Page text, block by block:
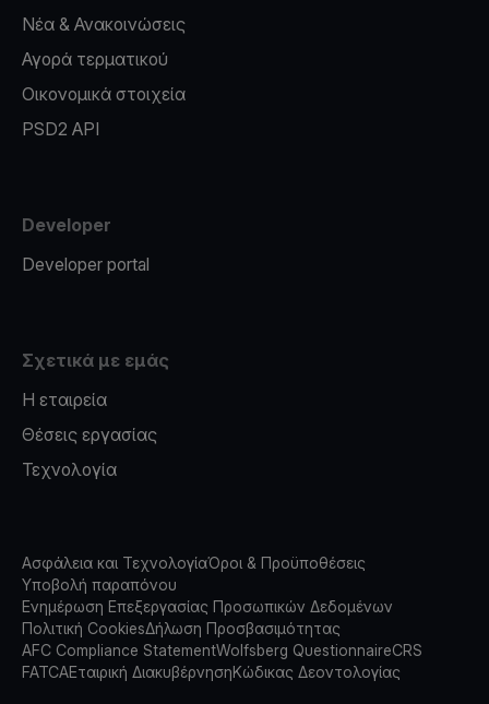
Νέα & Ανακοινώσεις
Αγορά τερματικού
Οικονομικά στοιχεία
PSD2 API
Developer
Developer portal
Σχετικά με εμάς
Η εταιρεία
Θέσεις εργασίας
Τεχνολογία
Ασφάλεια και ΤεχνολογίαΌροι & Προϋποθέσεις
Υποβολή παραπόνου
Ενημέρωση Επεξεργασίας Προσωπικών Δεδομένων
Πολιτική CookiesΔήλωση Προσβασιμότητας
AFC Compliance StatementWolfsberg QuestionnaireCRS
FATCAΕταιρική ΔιακυβέρνησηΚώδικας Δεοντολογίας